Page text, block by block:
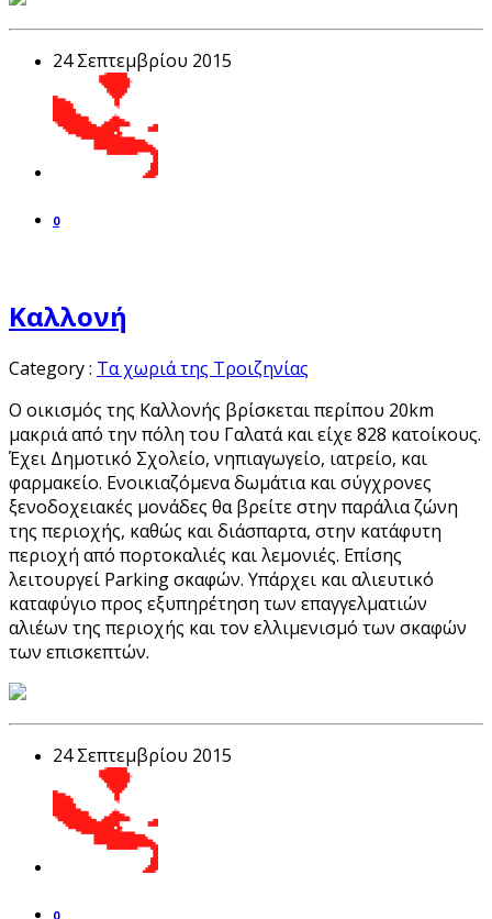
24 Σεπτεμβρίου 2015
0
Καλλονή
Category : Τα χωριά της Τροιζηνίας
Ο οικισμός της Καλλονής βρίσκεται περίπου 20km
μακριά από την πόλη του Γαλατά και είχε 828 κατοίκους.
Έχει Δημοτικό Σχολείο, νηπιαγωγείο, ιατρείο, και
φαρμακείο. Ενοικιαζόμενα δωμάτια και σύγχρονες
ξενοδοχειακές μονάδες θα βρείτε στην παράλια ζώνη
της περιοχής, καθώς και διάσπαρτα, στην κατάφυτη
περιοχή από πορτοκαλιές και λεμονιές. Επίσης
λειτουργεί Parking σκαφών. Υπάρχει και αλιευτικό
καταφύγιο προς εξυπηρέτηση των επαγγελματιών
αλιέων της περιοχής και τον ελλιμενισμό των σκαφών
των επισκεπτών.
24 Σεπτεμβρίου 2015
0